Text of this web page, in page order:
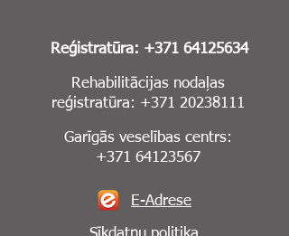
Reģistratūra: +371 64125634
Rehabilitācijas nodaļas
reģistratūra: +371 20238111
Garīgās veselības centrs:
+371 64123567
E-Adrese